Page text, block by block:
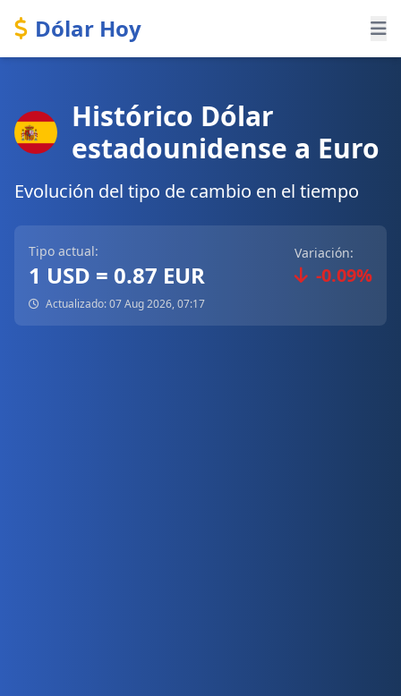
Dólar Hoy
Histórico Dólar
estadounidense a Euro
Evolución del tipo de cambio en el tiempo
Tipo actual:
1 USD = 0.87 EUR
Variación:
-0.09%
Actualizado: 07 Aug 2026, 07:17